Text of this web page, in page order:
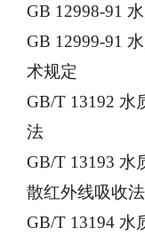
GB 12998-91
GB 12999-91
术规定
GB/T 13192 水
法
GB/T 13193 水
散红外线吸收法
GB/T 13194 水